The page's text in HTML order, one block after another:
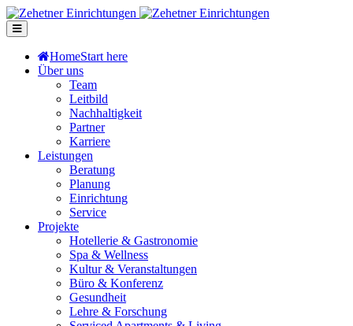
HomeStart here
Über uns
Team
Leitbild
Nachhaltigkeit
Partner
Karriere
Leistungen
Beratung
Planung
Einrichtung
Service
Projekte
Hotellerie & Gastronomie
Spa & Wellness
Kultur & Veranstaltungen
Büro & Konferenz
Gesundheit
Lehre & Forschung